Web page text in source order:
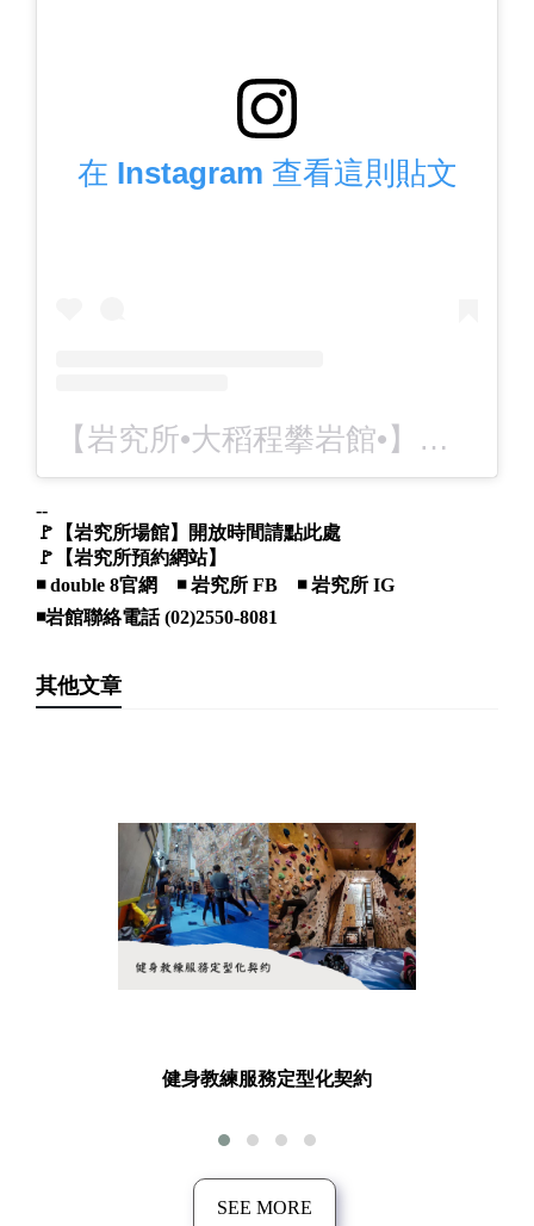
在 Instagram 查看這則貼文
【岩究所•大稻程攀岩館•】（@double8_climbing）分享的貼文
--
🚩
【岩究所場館】開放時間請點此處
🚩
【岩究所預約網站】
◾️double 8官網 ◾️岩究所 FB ◾️岩究所 IG
◾️岩館聯絡電話 (02)2550-8081
其他文章
SEE MORE
健身教練服務定型化契約
SEE MORE